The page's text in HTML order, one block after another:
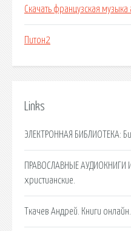
Скачать французская музыка
Питон2
Links
ЭЛЕКТРОННАЯ БИБЛИОТЕКА:
ПРАВОСЛАВНЫЕ АУДИОКНИГИ
христианские.
Ткачев Андрей. Книги онлайн.